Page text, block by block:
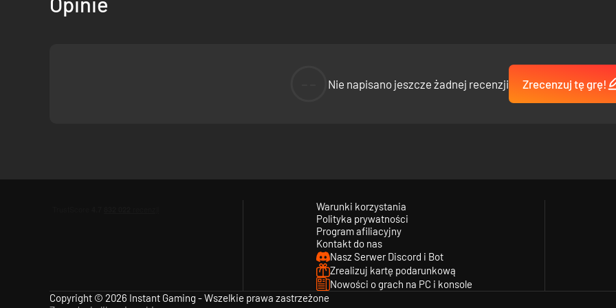
The story elements are largely option, but will provide depth and context for players who wish to explore every corner of Picayune
Taking inspiration from a varied collection of our favourite games:Vampire Survivors (roguelike horde survival), (true
Nie napisano jeszcze żadnej recenzji Zrecenzuj tę grę!
Warunki korzystania
Polityka prywatności
Program afiliacyjny
Kontakt do nas
Nasz Serwer Discord i Bot
Zrealizuj kartę podarunkową
Nowości o grach na PC i konsole
Copyright © 2026 Instant Gaming - Wszelkie prawa zastrzeżone